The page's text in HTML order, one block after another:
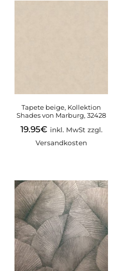
Tapete beige, Kollektion
Shades von Marburg, 32428
19.95€ inkl. MwSt zzgl.
Versandkosten